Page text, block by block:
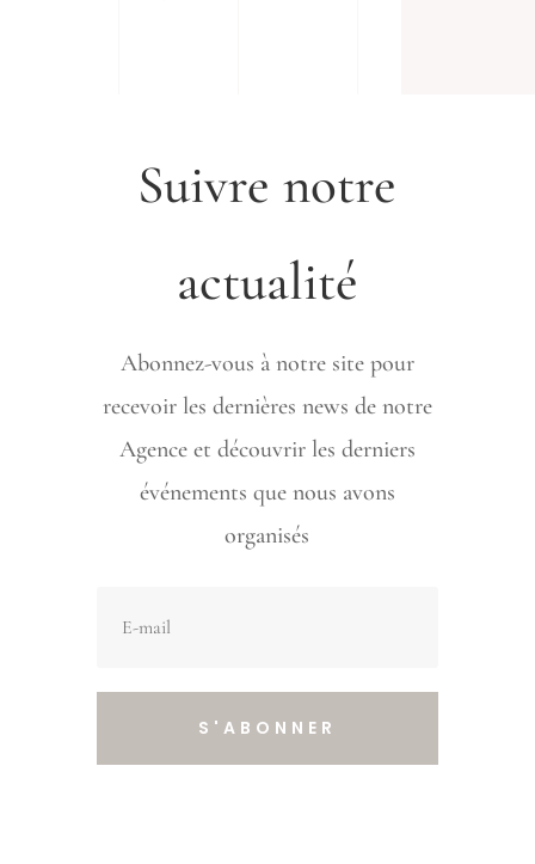
Suivre notre
actualité
Abonnez-vous à notre site pour
recevoir les dernières news de notre
Agence et découvrir les derniers
événements que nous avons
organisés
S'ABONNER